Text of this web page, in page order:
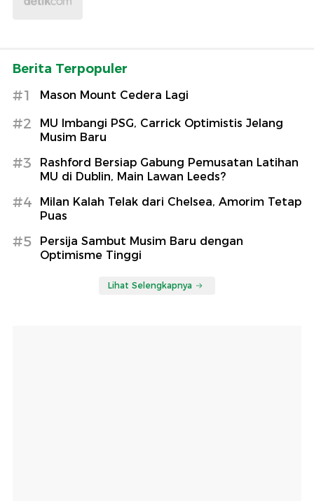
Berita Terpopuler
#1 Mason Mount Cedera Lagi
#2
MU Imbangi PSG, Carrick Optimistis Jelang
Musim Baru
#3
Rashford Bersiap Gabung Pemusatan Latihan
MU di Dublin, Main Lawan Leeds?
#4
Milan Kalah Telak dari Chelsea, Amorim Tetap
Puas
#5
Persija Sambut Musim Baru dengan
Optimisme Tinggi
Lihat Selengkapnya